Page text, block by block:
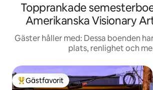
Topprankade
Amerikanska Visionary
Gäster håller med: Dessa boenden
plats, renlighet och
Populär gästfavorit
Gästfavorit